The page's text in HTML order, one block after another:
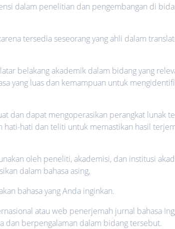
dalam penelitian dan pengembangan di
tersedia seseorang yang ahli dalam
belakang akademik dalam bidang yang
yang luas dan kemampuan untuk
dan dapat mengoperasikan perangkat lunak
hati-hati dan teliti untuk memastikan hasil
oleh peneliti, akademisi, dan institusi
dalam bahasa asing,
bahasa yang Anda inginkan.
atau web penerjemah jurnal bahasa
dan berpengalaman dalam bidang tersebut.